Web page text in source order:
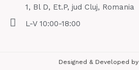
1, Bl D, Et.P, jud Cluj, Romania
L-V 10:00-18:00
Designed & Developed by